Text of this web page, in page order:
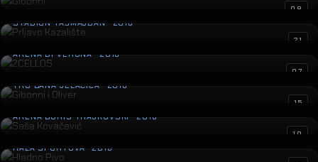
08
Prljavo Kazalište
STADION TAŠMAJDAN · 2016
21
2CELLOS
ARENA DI VERONA · 2016
07
Gibonni i Oliver
TRG BANA JELAČIĆA · 2016
15
Saša Kovačević
ARENA BORIS TRAJKOVSKI · 2016
10
Hladno Pivo
HALA SPORTOVA · 2016